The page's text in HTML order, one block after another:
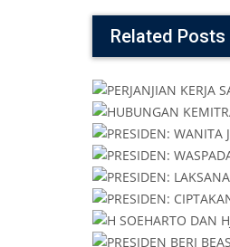
Related Posts